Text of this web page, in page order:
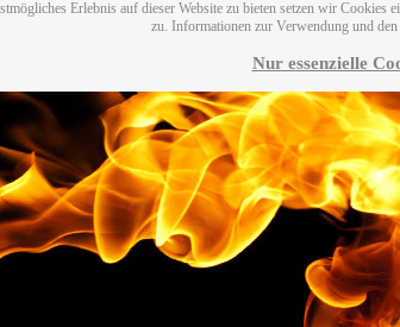
Erlebnis auf dieser Website zu bieten setzen wir
zu. Informationen zur Verwendung und
Nur essenzielle